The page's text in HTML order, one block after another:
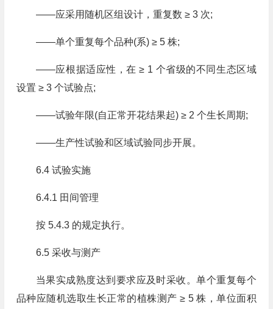
——应采用随机区组设计，重复数 ≥ 3 次;
——单个重复每个品种(系) ≥ 5 株;
——应根据适应性，在 ≥ 1 个省级的不同生态区域
设置 ≥ 3 个试验点;
——试验年限(自正常开花结果起) ≥ 2 个生长周期;
——生产性试验和区域试验同步开展。
6.4 试验实施
6.4.1 田间管理
按 5.4.3 的规定执行。
6.5 采收与测产
当果实成熟度达到要求应及时采收。单个重复每个
品种应随机选取生长正常的植株测产 ≥ 5 株，单位面积